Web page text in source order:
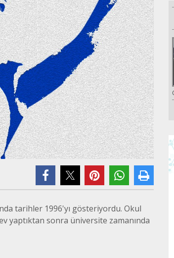
tarihler 1996'yı gösteriyordu. Okul
yaptıktan sonra üniversite zamanında